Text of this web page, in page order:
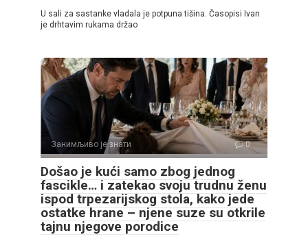
U sali za sastanke vladala je potpuna tišina. Časopisi Ivan
je drhtavim rukama držao
Занимљиво је знати 0
Došao je kući samo zbog jednog
fascikle… i zatekao svoju trudnu ženu
ispod trpezarijskog stola, kako jede
ostatke hrane – njene suze su otkrile
tajnu njegove porodice